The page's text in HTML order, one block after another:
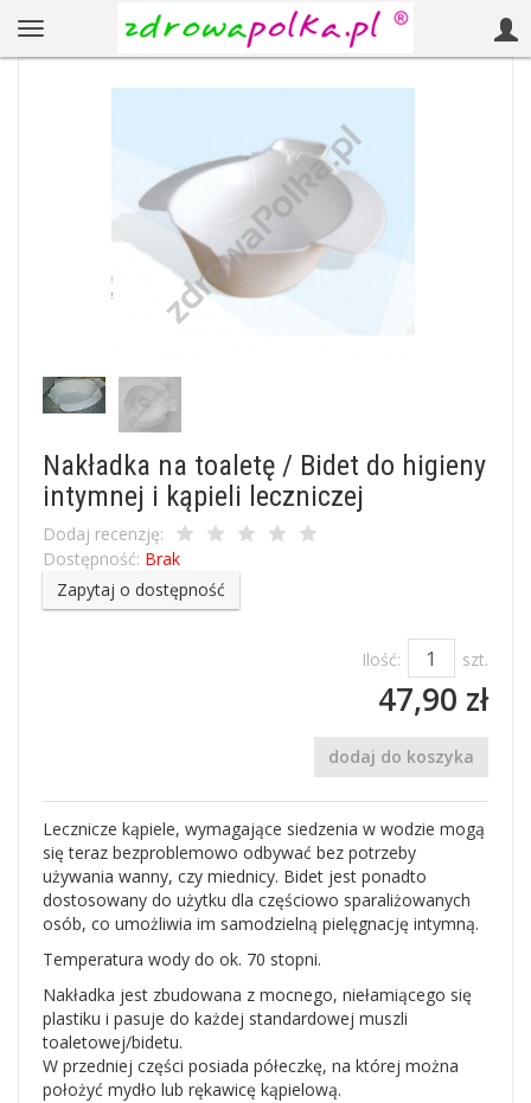
Nakładka na toaletę / Bidet do higieny
intymnej i kąpieli leczniczej
Dodaj recenzję:
Dostępność: Brak
Zapytaj o dostępność
Ilość: szt.
47,90 zł
dodaj do koszyka
Lecznicze kąpiele, wymagające siedzenia w wodzie mogą
się teraz bezproblemowo odbywać bez potrzeby
używania wanny, czy miednicy. Bidet jest ponadto
dostosowany do użytku dla częściowo sparaliżowanych
osób, co umożliwia im samodzielną pielęgnację intymną.
Temperatura wody do ok. 70 stopni.
Nakładka jest zbudowana z mocnego, niełamiącego się
plastiku i pasuje do każdej standardowej muszli
toaletowej/bidetu.
W przedniej części posiada półeczkę, na której można
położyć mydło lub rękawicę kąpielową.